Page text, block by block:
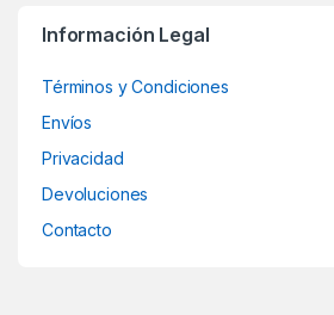
Información Legal
Términos y Condiciones
Envíos
Privacidad
Devoluciones
Contacto